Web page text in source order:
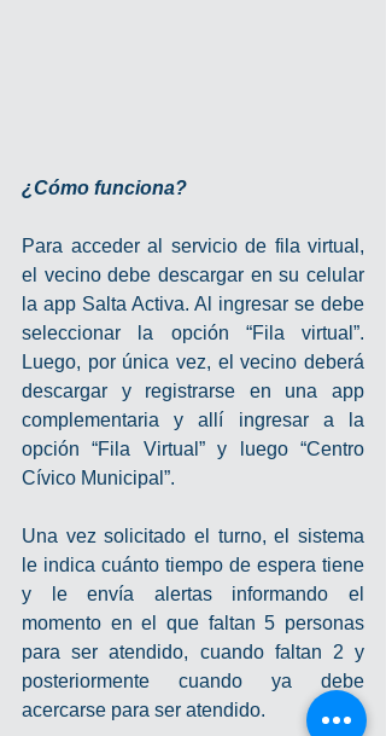
¿Cómo funciona?
Para acceder al servicio de fila virtual,
el vecino debe descargar en su celular
la app Salta Activa. Al ingresar se debe
seleccionar la opción “Fila virtual”.
Luego, por única vez, el vecino deberá
descargar y registrarse en una app
complementaria y allí ingresar a la
opción “Fila Virtual” y luego “Centro
Cívico Municipal”.
Una vez solicitado el turno, el sistema
le indica cuánto tiempo de espera tiene
y le envía alertas informando el
momento en el que faltan 5 personas
para ser atendido, cuando faltan 2 y
posteriormente cuando ya debe
acercarse para ser atendido.